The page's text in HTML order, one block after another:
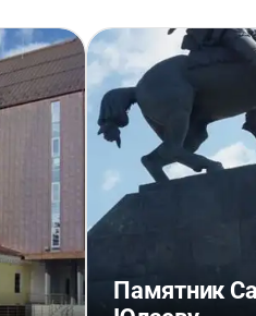
Памятник